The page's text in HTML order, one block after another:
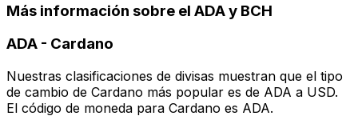
Más información sobre el ADA y BCH
ADA - Cardano
Nuestras clasificaciones de divisas muestran que el tipo
de cambio de Cardano más popular es de ADA a USD.
El código de moneda para Cardano es ADA.